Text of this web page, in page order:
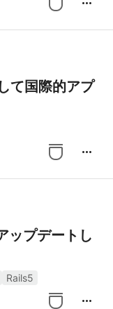
て国際的アプ
more_horiz
ップデートし
Rails5
more_horiz